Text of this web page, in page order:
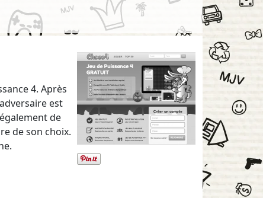
4. Après
est
de
de son choix.